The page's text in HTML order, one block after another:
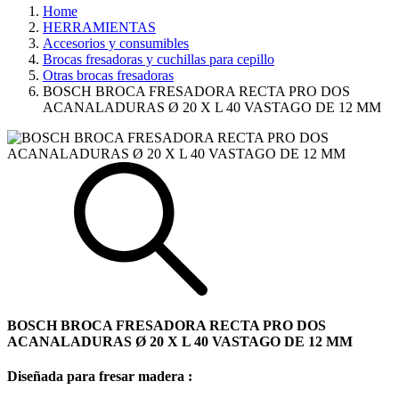
Home
HERRAMIENTAS
Accesorios y consumibles
Brocas fresadoras y cuchillas para cepillo
Otras brocas fresadoras
BOSCH BROCA FRESADORA RECTA PRO DOS
ACANALADURAS Ø 20 X L 40 VASTAGO DE 12 MM
BOSCH BROCA FRESADORA RECTA PRO DOS
ACANALADURAS Ø 20 X L 40 VASTAGO DE 12 MM
Diseñada para fresar madera :